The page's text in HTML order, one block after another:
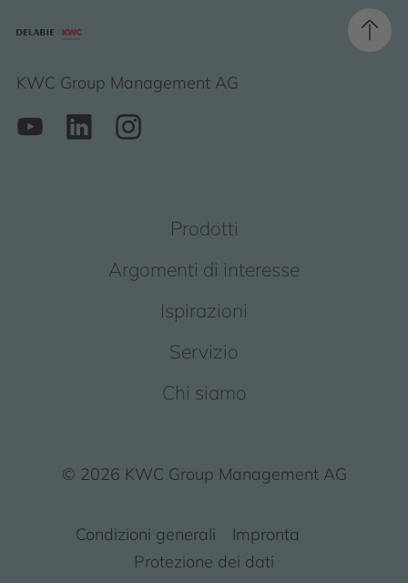
KWC Group Management AG
Prodotti
Argomenti di interesse
Ispirazioni
Servizio
Chi siamo
© 2026 KWC Group Management AG
Condizioni generali
Impronta
Protezione dei dati